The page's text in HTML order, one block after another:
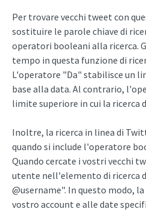
Per trovare vecchi tweet con
sostituire le parole chiave di
operatori booleani alla ricerca.
tempo in questa funzione di
L'operatore "Da" stabilisce un
base alla data. Al contrario,
limite superiore in cui la ricerca
Inoltre, la ricerca in linea di
quando si include l'operatore
Quando cercate i vostri vecchi
utente nell'elemento di ricerca
@username". In questo modo,
vostro account e alle date